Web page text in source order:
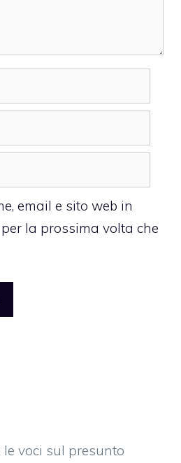
email e sito web in
la prossima volta che
voci sul presunto